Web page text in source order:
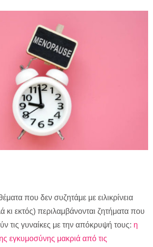
που δεν συζητάμε με ειλικρίνεια
κι εκτός) περιλαμβάνονται ζητήματα που
τις γυναίκες με την απόκρυψή τους: η
εγκυμοσύνης μακριά από τις